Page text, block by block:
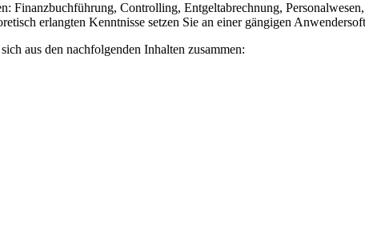
Finanzbuchführung, Controlling, Entgeltabrechnung,
erlangten Kenntnisse setzen Sie an einer gängigen
aus den nachfolgenden Inhalten zusammen: